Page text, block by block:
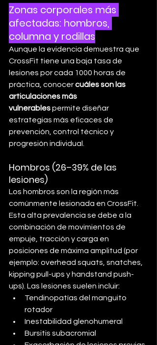
Zonas corporales más
afectadas: hombros,
columna y rodillas
Aunque la evidencia demuestra que
CrossFit tiene una baja tasa de
lesiones por cada 1000 horas de
práctica, conocer cuáles son las
articulaciones más
vulnerables permite diseñar
estrategias más eficaces de
prevención, control técnico y
progresión individual.
Hombros (26–39% de las
lesiones)
Los hombros son la región más
comúnmente lesionada en CrossFit.
Esta alta prevalencia se debe a la
combinación de movimientos de
empuje, tracción y carga en
posiciones de máxima amplitud (por
ejemplo: overhead squats, snatches,
kipping pull-ups y handstand push-
ups). Las lesiones suelen incluir:
Tendinopatías del manguito
rotador
Inestabilidad glenohumeral
Bursitis subacromial